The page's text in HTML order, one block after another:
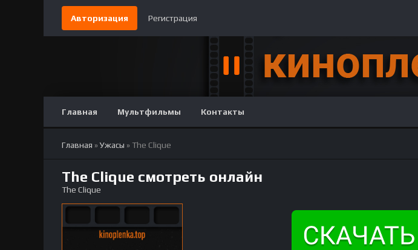
Авторизация Регистрация
Главная Мультфильмы Контакты
Главная »Ужасы » The Clique
The Clique смотреть онлайн
The Clique